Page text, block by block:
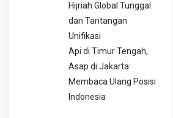
Hijriah Global Tunggal
dan Tantangan
Unifikasi
Api di Timur Tengah,
Asap di Jakarta:
Membaca Ulang Posisi
Indonesia